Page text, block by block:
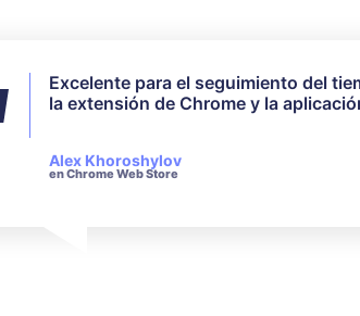
Excelente para el seguimiento del
la extensión de Chrome y la
Alex Khoroshylov
en Chrome Web Store
No utilicé todas las funciones
necesidades funcionó
Salvador Carranza